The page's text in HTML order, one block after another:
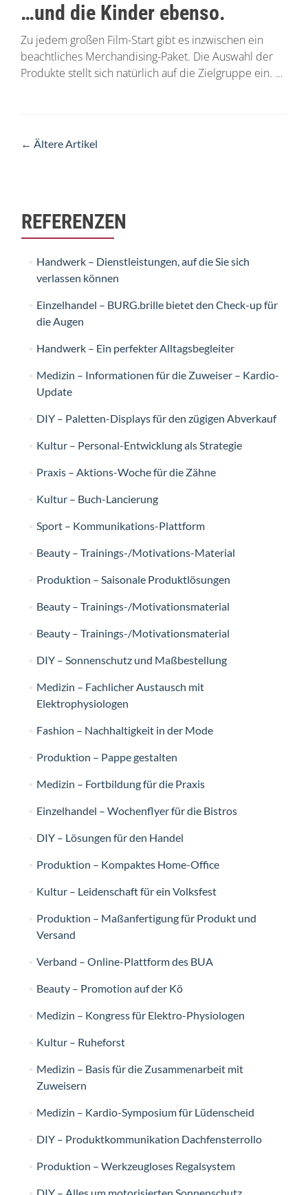
…und die Kinder ebenso.
Zu jedem großen Film-Start gibt es inzwischen ein
beachtliches Merchandising-Paket. Die Auswahl der
Produkte stellt sich natürlich auf die Zielgruppe ein. …
Beitrags-
← Ältere Artikel
REFERENZEN
Handwerk – Dienstleistungen, auf die Sie sich
verlassen können
Einzelhandel – BURG.brille bietet den Check-up für
die Augen
Handwerk – Ein perfekter Alltagsbegleiter
Medizin – Informationen für die Zuweiser – Kardio-
Update
DIY – Paletten-Displays für den zügigen Abverkauf
Kultur – Personal-Entwicklung als Strategie
Praxis – Aktions-Woche für die Zähne
Kultur – Buch-Lancierung
Sport – Kommunikations-Plattform
Beauty – Trainings-/Motivations-Material
Produktion – Saisonale Produktlösungen
Beauty – Trainings-/Motivationsmaterial
Beauty – Trainings-/Motivationsmaterial
DIY – Sonnenschutz und Maßbestellung
Medizin – Fachlicher Austausch mit
Elektrophysiologen
Fashion – Nachhaltigkeit in der Mode
Produktion – Pappe gestalten
Medizin – Fortbildung für die Praxis
Einzelhandel – Wochenflyer für die Bistros
DIY – Lösungen für den Handel
Produktion – Kompaktes Home-Office
Kultur – Leidenschaft für ein Volksfest
Produktion – Maßanfertigung für Produkt und
Versand
Verband – Online-Plattform des BUA
Beauty – Promotion auf der Kö
Medizin – Kongress für Elektro-Physiologen
Kultur – Ruheforst
Medizin – Basis für die Zusammenarbeit mit
Zuweisern
Medizin – Kardio-Symposium für Lüdenscheid
DIY – Produktkommunikation Dachfensterrollo
Produktion – Werkzeugloses Regalsystem